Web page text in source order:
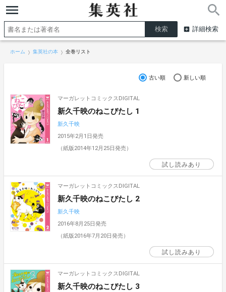
詳細検索
ホーム 集英社の本 全巻リスト
古い順 新しい順
マーガレットコミックスDIGITAL
新久千映のねこびたし 1
新久千映
2015年2月1日発売
（紙版2014年12月25日発売）
試し読みあり
マーガレットコミックスDIGITAL
新久千映のねこびたし 2
新久千映
2016年8月25日発売
（紙版2016年7月20日発売）
試し読みあり
マーガレットコミックスDIGITAL
新久千映のねこびたし 3